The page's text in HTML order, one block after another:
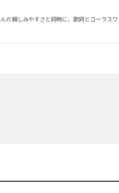
だ親しみやすさと同時に、歌詞とコーラス